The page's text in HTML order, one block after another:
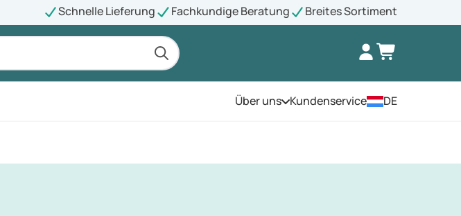
Schnelle Lieferung Fachkundige Beratung Breites Sortiment
Über unsÖffnen Sie das Menü
Kundenservice DE